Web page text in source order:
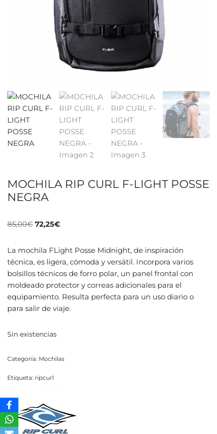
MOCHILA RIP CURL F-LIGHT POSSE
NEGRA
85,00€ 72,25€
La mochila FLight Posse Midnight, de inspiración
técnica, es ligera, cómoda y versátil. Incorpora varios
bolsillos técnicos de forro polar, un panel frontal con
moldeado protector y correas adicionales para el
equipamiento. Resulta perfecta para un uso diario o
para salir de viaje.
Sin existencias
Categoría: Mochilas
Etiqueta: ripcurl